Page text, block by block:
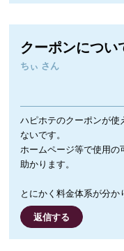
クーポンについ
ちぃ さん
ハピホテのクーポンが使
ないです。
ホームページ等で使用の
助かります。
とにかく料金体系が分か
返信する